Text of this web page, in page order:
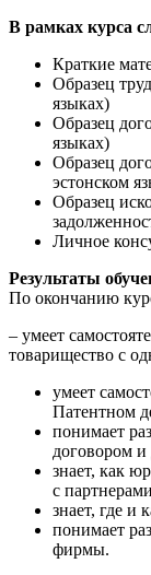
В рамках курса
Краткие
Образец
языках)
Образец
языках)
Образец
эстонском
Образец
Личное
Результаты
По окончанию
– умеет
товарищество с
умеет
Патентном
понимает
договором и
знает, как
с
знает, где и
понимает
фирмы.